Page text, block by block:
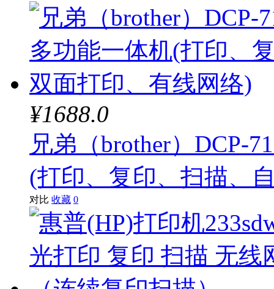
¥1688.0
兄弟（brother）DCP-
(打印、复印、扫描、
对比 收藏 0